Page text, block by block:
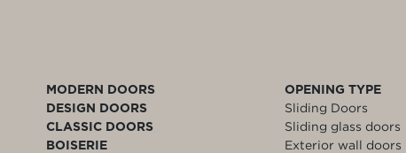
MODERN DOORS
DESIGN DOORS
CLASSIC DOORS
BOISERIE
OPENING TYPE
Sliding Doors
Sliding glass doors
Exterior wall doors